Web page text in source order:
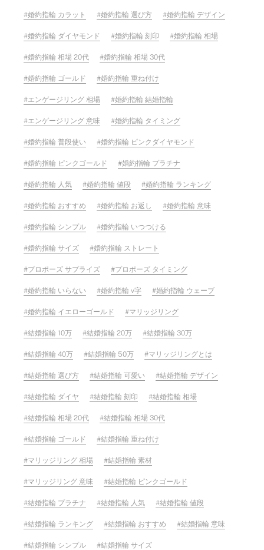
婚約指輪 カラット 婚約指輪 選び方 婚約指輪 デザイン
婚約指輪 ダイヤモンド 婚約指輪 刻印 婚約指輪 相場
婚約指輪 相場 20代 婚約指輪 相場 30代
婚約指輪 ゴールド 婚約指輪 重ね付け
エンゲージリング 相場 婚約指輪 結婚指輪
エンゲージリング 意味 婚約指輪 タイミング
婚約指輪 普段使い 婚約指輪 ピンクダイヤモンド
婚約指輪 ピンクゴールド 婚約指輪 プラチナ
婚約指輪 人気 婚約指輪 値段 婚約指輪 ランキング
婚約指輪 おすすめ 婚約指輪 お返し 婚約指輪 意味
婚約指輪 シンプル 婚約指輪 いつつける
婚約指輪 サイズ 婚約指輪 ストレート
プロポーズ サプライズ プロポーズ タイミング
婚約指輪 いらない 婚約指輪 v字 婚約指輪 ウェーブ
婚約指輪 イエローゴールド マリッジリング
結婚指輪 10万 結婚指輪 20万 結婚指輪 30万
結婚指輪 40万 結婚指輪 50万 マリッジリングとは
結婚指輪 選び方 結婚指輪 可愛い 結婚指輪 デザイン
結婚指輪 ダイヤ 結婚指輪 刻印 結婚指輪 相場
結婚指輪 相場 20代 結婚指輪 相場 30代
結婚指輪 ゴールド 結婚指輪 重ね付け
マリッジリング 相場 結婚指輪 素材
マリッジリング 意味 結婚指輪 ピンクゴールド
結婚指輪 プラチナ 結婚指輪 人気 結婚指輪 値段
結婚指輪 ランキング 結婚指輪 おすすめ 結婚指輪 意味
結婚指輪 シンプル 結婚指輪 サイズ